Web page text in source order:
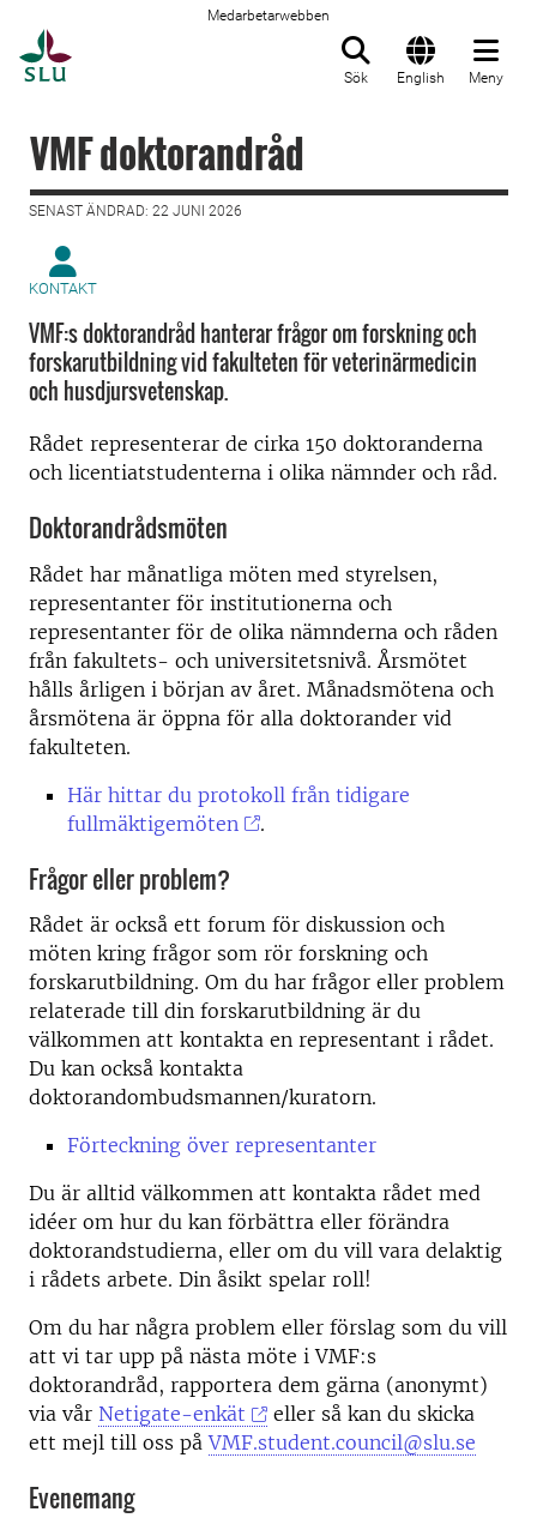
Medarbetarwebben
Sök English Meny
VMF doktorandråd
SENAST ÄNDRAD: 22 JUNI 2026
KONTAKT
VMF:s doktorandråd hanterar frågor om forskning och
forskarutbildning vid fakulteten för veterinärmedicin
och husdjursvetenskap.
Rådet representerar de cirka 150 doktoranderna
och licentiatstudenterna i olika nämnder och råd.
Doktorandrådsmöten
Rådet har månatliga möten med styrelsen,
representanter för institutionerna och
representanter för de olika nämnderna och råden
från fakultets- och universitetsnivå. Årsmötet
hålls årligen i början av året. Månadsmötena och
årsmötena är öppna för alla doktorander vid
fakulteten.
Här hittar du protokoll från tidigare
fullmäktigemöten
.
Frågor eller problem?
Rådet är också ett forum för diskussion och
möten kring frågor som rör forskning och
forskarutbildning. Om du har frågor eller problem
relaterade till din forskarutbildning är du
välkommen att kontakta en representant i rådet.
Du kan också kontakta
doktorandombudsmannen/kuratorn.
Förteckning över representanter
Du är alltid välkommen att kontakta rådet med
idéer om hur du kan förbättra eller förändra
doktorandstudierna, eller om du vill vara delaktig
i rådets arbete. Din åsikt spelar roll!
Om du har några problem eller förslag som du vill
att vi tar upp på nästa möte i VMF:s
doktorandråd, rapportera dem gärna (anonymt)
via vår Netigate-enkät
eller så kan du skicka
ett mejl till oss påVMF.student.council@slu.se
Evenemang